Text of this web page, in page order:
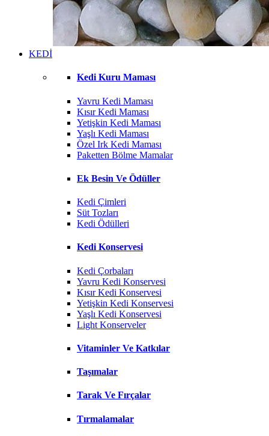
KEDİ
Kedi Kuru Maması
Yavru Kedi Maması
Kısır Kedi Maması
Yetişkin Kedi Maması
Yaşlı Kedi Maması
Özel Irk Kedi Maması
Paketten Bölme Mamalar
Ek Besin Ve Ödüller
Kedi Çimleri
Süt Tozları
Kedi Ödülleri
Kedi Konservesi
Kedi Çorbaları
Yavru Kedi Konservesi
Kısır Kedi Konservesi
Yetişkin Kedi Konservesi
Yaşlı Kedi Konservesi
Light Konserveler
Vitaminler Ve Katkılar
Taşımalar
Tarak Ve Fırçalar
Tırmalamalar